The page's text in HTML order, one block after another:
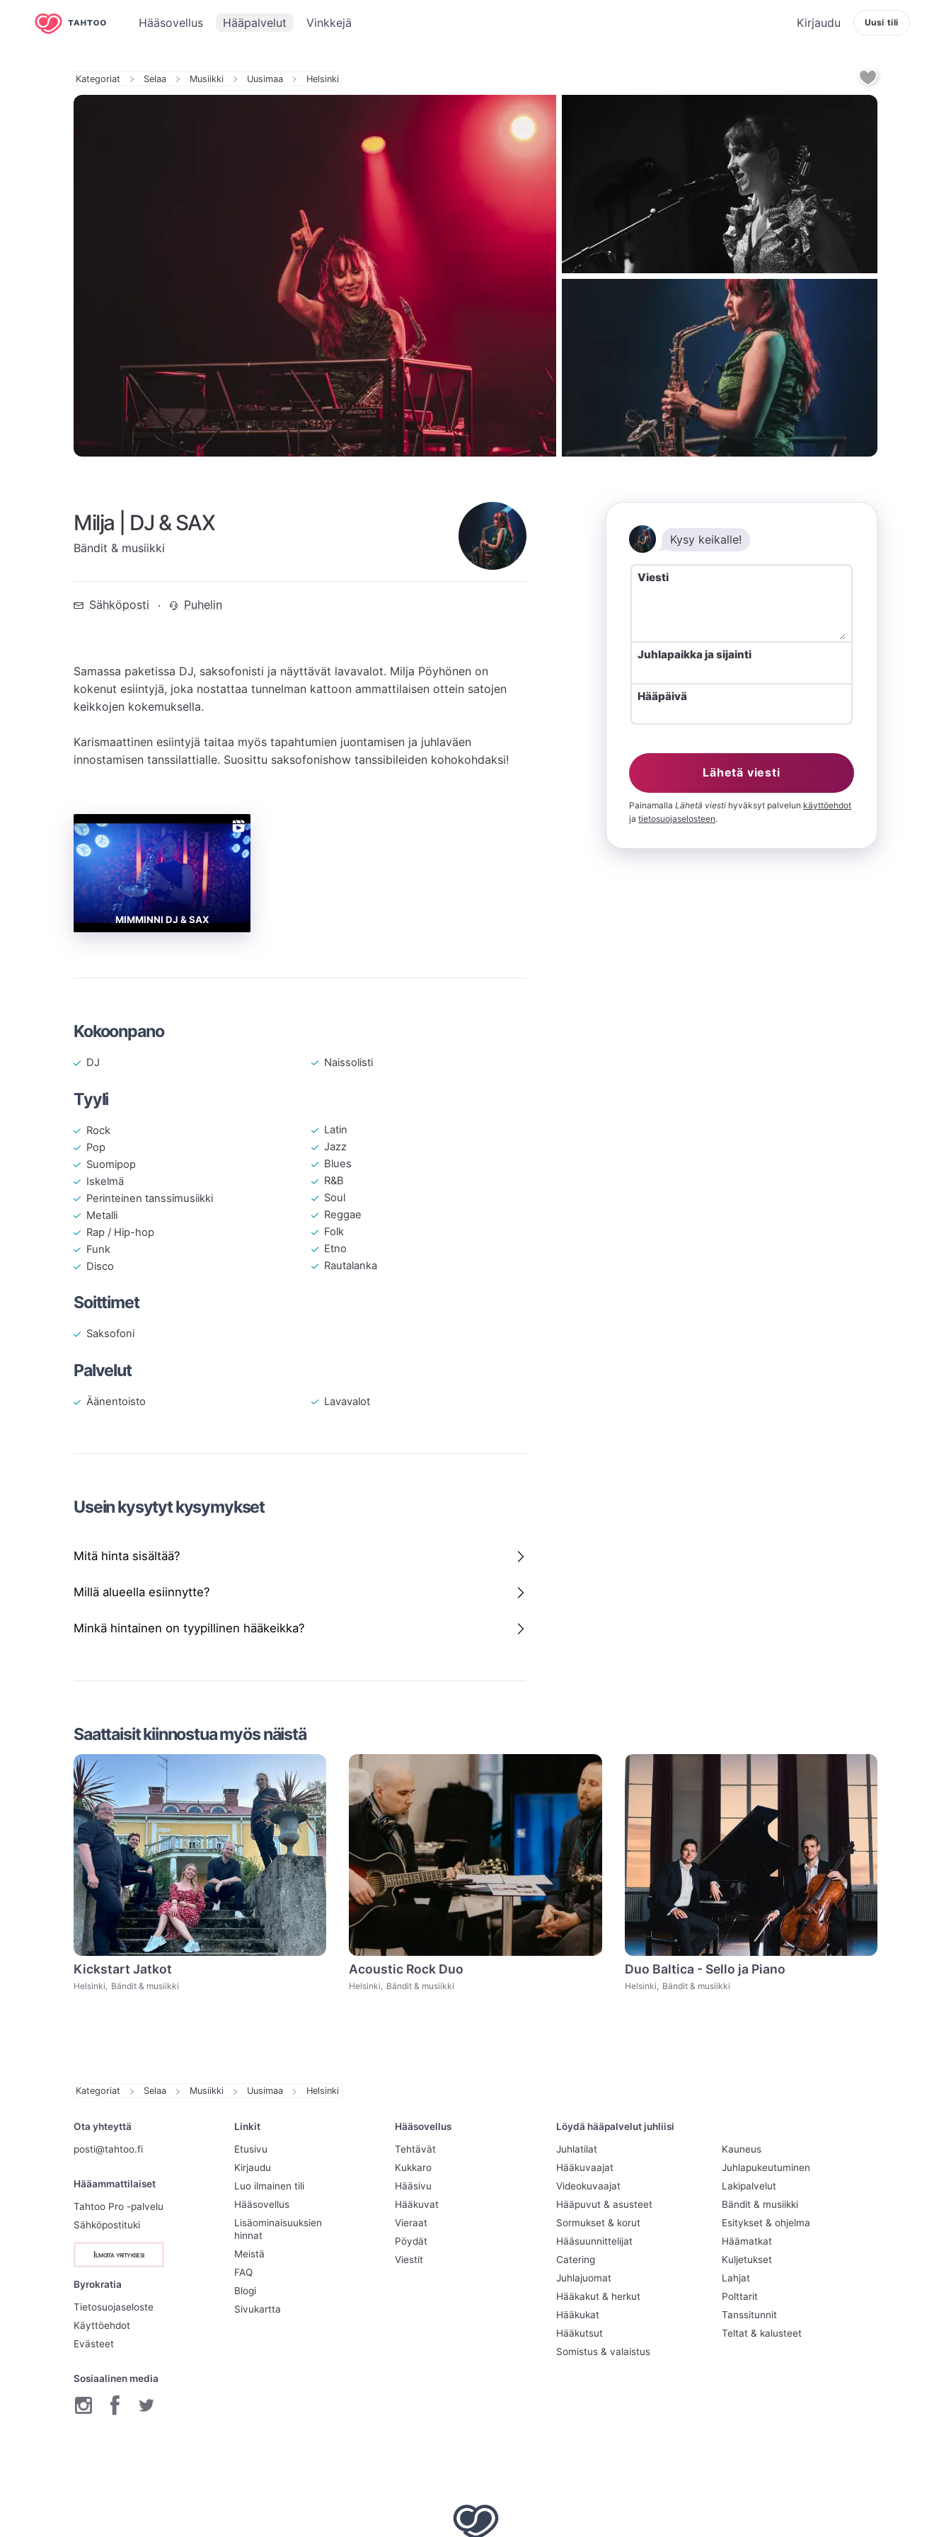
Hääsovellus Hääpalvelut Vinkkejä Kirjaudu Uusi tili
Kategoriat Selaa Musiikki Uusimaa Helsinki
Milja | DJ & SAX
Bändit & musiikki
Sähköposti Puhelin
Samassa paketissa DJ, saksofonisti ja näyttävät lavavalot. Milja Pöyhönen on
kokenut esiintyjä, joka nostattaa tunnelman kattoon ammattilaisen ottein satojen
keikkojen kokemuksella.
Karismaattinen esiintyjä taitaa myös tapahtumien juontamisen ja juhlaväen
innostamisen tanssilattialle. Suosittu saksofonishow tanssibileiden kohokohdaksi!
MIMMINNI DJ & SAX
Kokoonpano
DJ Naissolisti
Tyyli
Rock
Pop
Suomipop
Iskelmä
Perinteinen tanssimusiikki
Metalli
Rap / Hip-hop
Funk
Disco
Latin
Jazz
Blues
R&B
Soul
Reggae
Folk
Etno
Rautalanka
Soittimet
Saksofoni
Palvelut
Äänentoisto Lavavalot
Usein kysytyt kysymykset
Mitä hinta sisältää?
Millä alueella esiinnytte?
Minkä hintainen on tyypillinen hääkeikka?
Kysy keikalle!
Viesti
Juhlapaikka ja sijainti
Hääpäivä
Lähetä viesti
Painamalla ⁨Lähetä viesti⁩ hyväksyt palvelun käyttöehdot
ja tietosuojaselosteen.
Saattaisit kiinnostua myös näistä
Kickstart Jatkot
Helsinki, Bändit & musiikki
Acoustic Rock Duo
Helsinki, Bändit & musiikki
Duo Baltica - Sello ja Piano
Helsinki, Bändit & musiikki
Kategoriat Selaa Musiikki Uusimaa Helsinki
Ota yhteyttä
posti@tahtoo.fi
Hääammattilaiset
Tahtoo Pro -palvelu
Sähköpostituki
Ilmoita yrityksesi
Byrokratia
Tietosuojaseloste
Käyttöehdot
Evästeet
Sosiaalinen media
Linkit
Etusivu
Kirjaudu
Luo ilmainen tili
Hääsovellus
Lisäominaisuuksien
hinnat
Meistä
FAQ
Blogi
Sivukartta
Hääsovellus
Tehtävät
Kukkaro
Hääsivu
Hääkuvat
Vieraat
Pöydät
Viestit
Löydä hääpalvelut juhliisi
Juhlatilat
Hääkuvaajat
Videokuvaajat
Hääpuvut & asusteet
Sormukset & korut
Hääsuunnittelijat
Catering
Juhlajuomat
Hääkakut & herkut
Hääkukat
Hääkutsut
Somistus & valaistus
Kauneus
Juhlapukeutuminen
Lakipalvelut
Bändit & musiikki
Esitykset & ohjelma
Häämatkat
Kuljetukset
Lahjat
Polttarit
Tanssitunnit
Teltat & kalusteet